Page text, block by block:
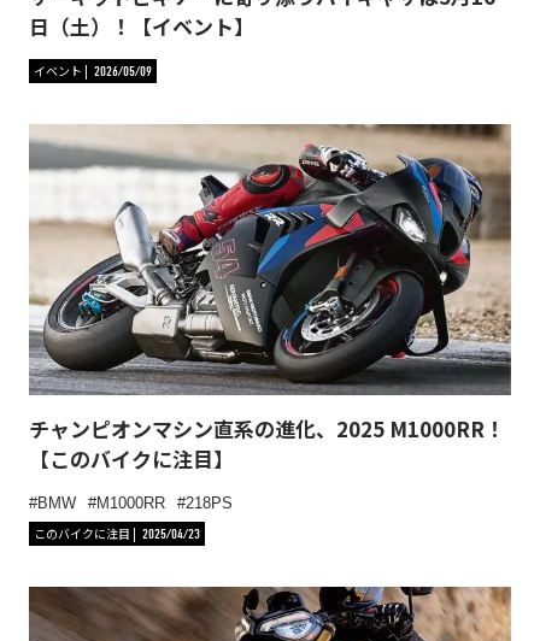
日（土）！【イベント】
イベント 2026/05/09
チャンピオンマシン直系の進化、2025 M1000RR！
【このバイクに注目】
BMW M1000RR
218PS
このバイクに注目
2025/04/23